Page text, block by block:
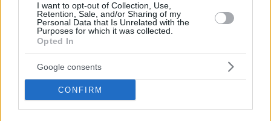
I want to opt-out of Collection, Use,
Retention, Sale, and/or Sharing of my
Personal Data that Is Unrelated with the
Purposes for which it was collected.
Opted In
Google consents
CONFIRM
Carta digital QR para restaurantes: cómo
transformar la experiencia del cliente y optimizar la
gestión en hostelería
Café en la oficina: errores comunes que afectan al
sabor